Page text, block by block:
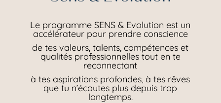
Le programme SENS & Evolution est un
accélérateur pour prendre conscience
de tes valeurs, talents, compétences et
qualités professionnelles tout en te
reconnectant
à tes aspirations profondes, à tes rêves
que tu n’écoutes plus depuis trop
longtemps.